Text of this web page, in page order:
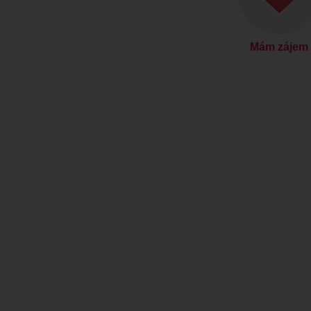
Mám zájem